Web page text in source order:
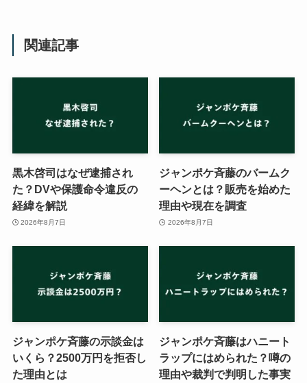
関連記事
黒木啓司はなぜ逮捕され
た？DVや保護命令違反の
経緯を解説
2026年8月7日
ジャンポケ斉藤のバームク
ーヘンとは？販売を始めた
理由や現在を調査
2026年8月7日
ジャンポケ斉藤の示談金は
いくら？2500万円を拒否し
た理由とは
ジャンポケ斉藤はハニート
ラップにはめられた？噂の
理由や裁判で判明した事実